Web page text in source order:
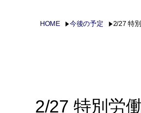
HOME 今後の予定 2/27 特
2/27 特別労